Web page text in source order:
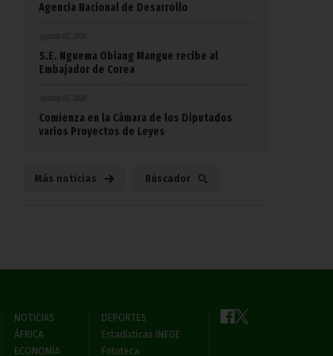
Agencia Nacional de Desarrollo
agosto 07, 2026
S.E. Nguema Obiang Mangue recibe al
Embajador de Corea
agosto 07, 2026
Comienza en la Cámara de los Diputados
varios Proyectos de Leyes
Más noticias Búscador
NOTICIAS
ÁFRICA
ECONOMÍA
DEPORTES
Estadísticas INEGE
Fototeca